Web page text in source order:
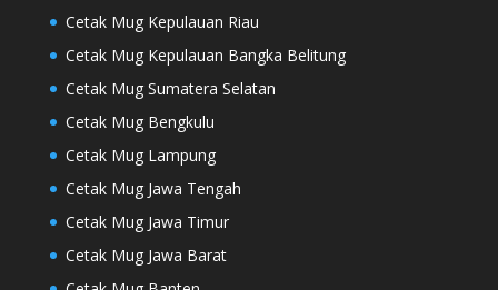
Cetak Mug Kepulauan Riau
Cetak Mug Kepulauan Bangka Belitung
Cetak Mug Sumatera Selatan
Cetak Mug Bengkulu
Cetak Mug Lampung
Cetak Mug Jawa Tengah
Cetak Mug Jawa Timur
Cetak Mug Jawa Barat